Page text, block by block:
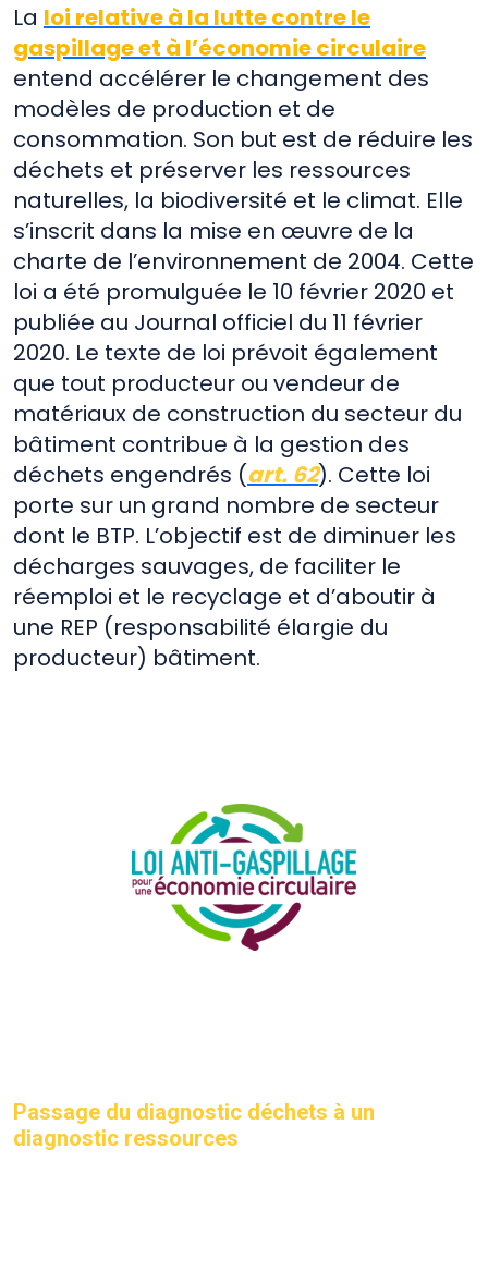
La loi relative à la lutte contre le
gaspillage et à l’économie circulaire
entend accélérer le changement des
modèles de production et de
consommation. Son but est de réduire les
déchets et préserver les ressources
naturelles, la biodiversité et le climat. Elle
s’inscrit dans la mise en œuvre de la
charte de l’environnement de 2004. Cette
loi a été promulguée le 10 février 2020 et
publiée au Journal officiel du 11 février
2020. Le texte de loi prévoit également
que tout producteur ou vendeur de
matériaux de construction du secteur du
bâtiment contribue à la gestion des
déchets engendrés (art. 62). Cette loi
porte sur un grand nombre de secteur
dont le BTP. L’objectif est de diminuer les
décharges sauvages, de faciliter le
réemploi et le recyclage et d’aboutir à
une REP (responsabilité élargie du
producteur) bâtiment.
Passage du diagnostic déchets à un
diagnostic ressources